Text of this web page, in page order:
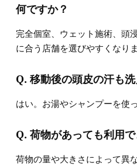
何ですか？
完全個室、ウェット施術、頭
に合う店舗を選びやすくなりま
Q. 移動後の頭皮の汗も
はい。お湯やシャンプーを使
Q. 荷物があっても利用
荷物の量や大きさによって異